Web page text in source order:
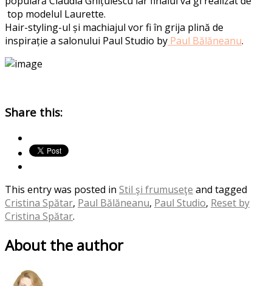
top modelul Laurette.
Hair-styling-ul și machiajul vor fi în grija plină de
inspirație a salonului Paul Studio by Paul Bălăneanu.
Share this:
This entry was posted in Stil şi frumuseţe and tagged
Cristina Spătar, Paul Bălăneanu, Paul Studio, Reset by
Cristina Spătar.
About the author